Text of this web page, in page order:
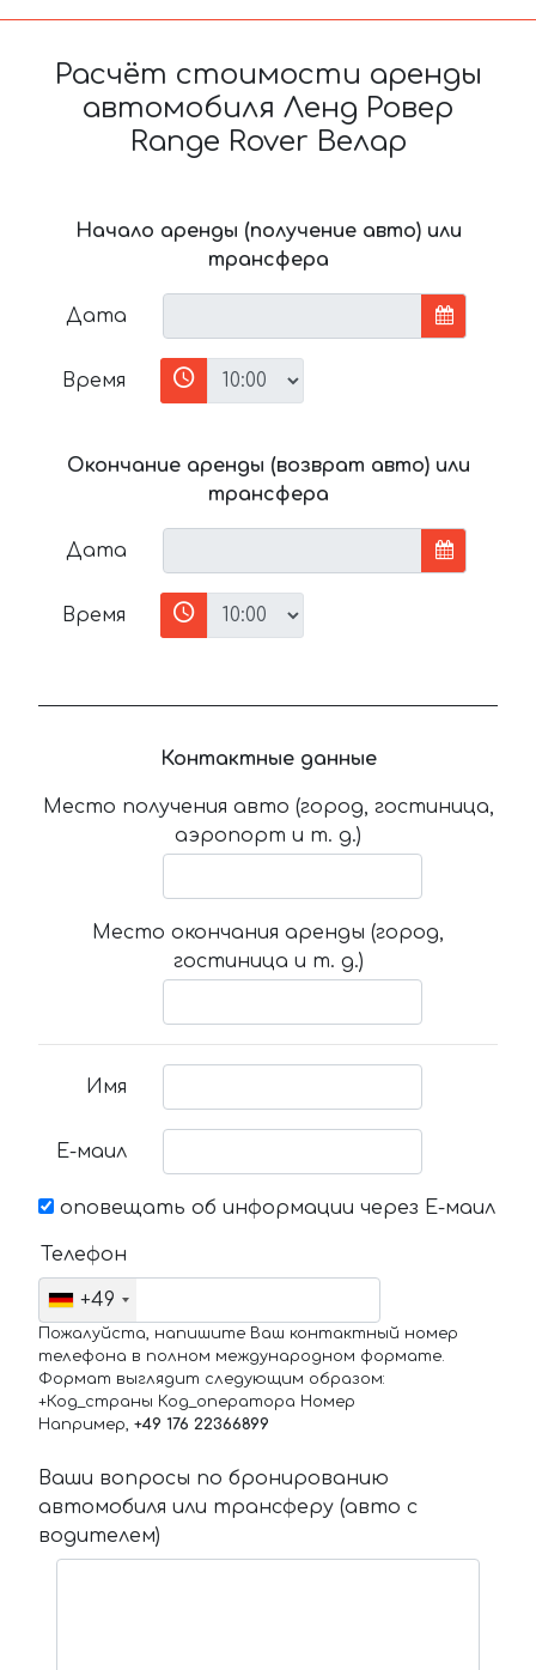
Расчёт стоимости аренды
автомобиля Ленд Ровер
Range Rover Велар
Начало аренды (получение авто) или
трансфера
Дата
Время
Окончание аренды (возврат авто) или
трансфера
Дата
Время
Контактные данные
Место получения авто (город, гостиница,
аэропорт и т. д.)
Место окончания аренды (город,
гостиница и т. д.)
Имя
Е-маил
оповещать об информации через Е-маил
Телефон
+49
Пожалуйста, напишите Ваш контактный номер
телефона в полном международном формате.
Формат выглядит следующим образом:
+Код_страны Код_оператора Номер
Например, +49 176 22366899
Ваши вопросы по бронированию
автомобиля или трансферу (авто с
водителем)